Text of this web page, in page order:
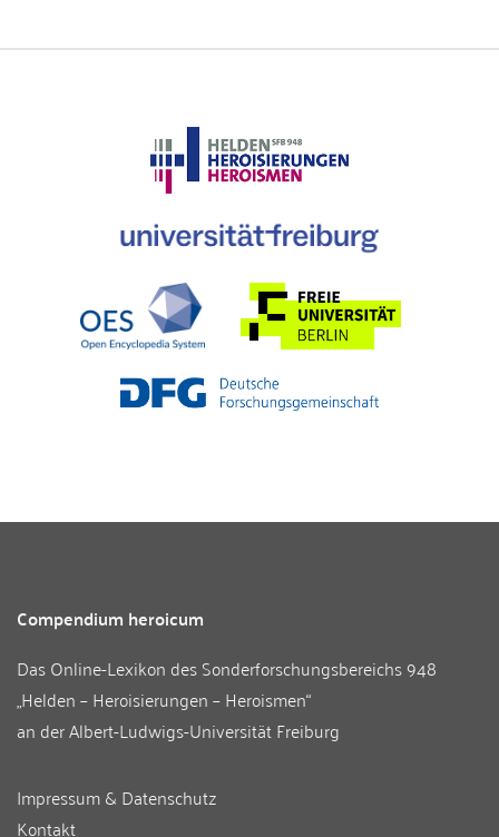
Compendium heroicum
Das Online-Lexikon desSonderforschungsbereichs 948
„Helden – Heroisierungen – Heroismen“
an derAlbert-Ludwigs-Universität Freiburg
Impressum & Datenschutz
Kontakt